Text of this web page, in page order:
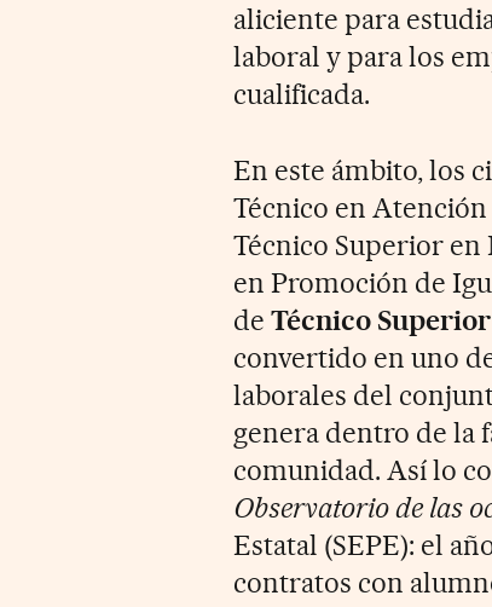
aliciente para
laboral y para los
cualificada.
En este ámbito, los
Técnico en Atención
Técnico Superior
en Promoción de
deTécnico
convertido en uno
laborales del
genera dentro de la
comunidad. Así lo
Observatorio de las
Estatal (SEPE): el
contratos con